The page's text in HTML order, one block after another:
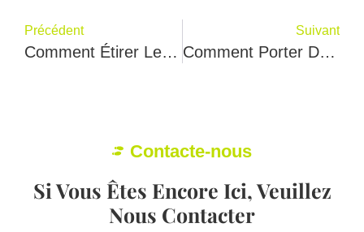
Précédent
Comment Étirer Les Chaussures - Les 9 Meilleures Astuces Que Franco Fischen Vous Révèle
Suivant
Comment Porter Des Bottes Chelsea Femmes？12 Tenues Cool Mary Yoee Vous Dire
Contacte-nous
Si Vous Êtes Encore Ici, Veuillez
Nous Contacter